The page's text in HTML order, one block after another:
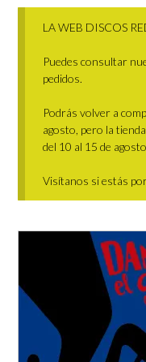
LA WEB DISCOS
Puedes consultar
pedidos.
Podrás volver a
agosto, pero la
del 10 al 15 de
Visítanos si estás